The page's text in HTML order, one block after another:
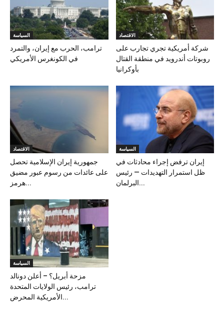
السياسة
ترامب، الحرب مع إيران، والتمرد
في الكونغرس الأمريكي
الاقتصاد
شركة أمريكية تجري تجارب على
روبوتات أندرويد في منطقة القتال
بأوكرانيا
الاقتصاد
جمهورية إيران الإسلامية تحصل
على عائدات من رسوم عبور مضيق
هرمز...
السياسة
إيران ترفض إجراء محادثات في
ظل استمرار التهديدات — رئيس
البرلمان...
السياسة
مزحة أبريل؟ – أعلن دونالد
ترامب، رئيس الولايات المتحدة
الأمريكية المحرض...